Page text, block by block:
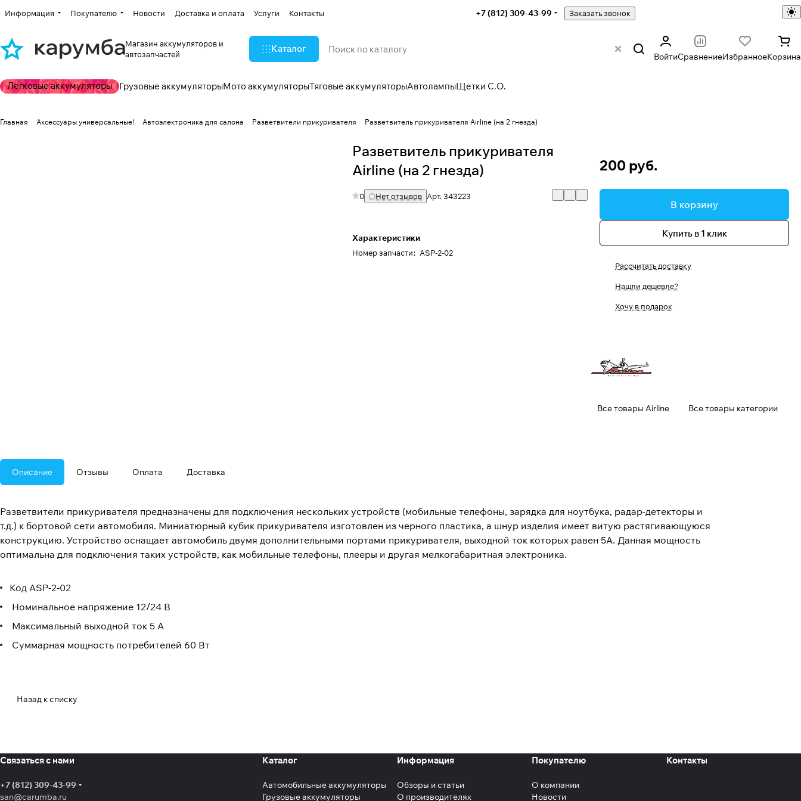
Информация Покупателю Новости Доставка и оплата Услуги Контакты +7 (812) 309-43-99 Заказать звонок
Магазин аккумуляторов и
автозапчастей
Каталог
ВойтиСравнениеИзбранноеКорзина
Легковые аккумуляторы Грузовые аккумуляторыМото аккумуляторыТяговые аккумуляторыАвтолампыЩетки С.О.
Главная Аксессуары универсальные! Автоэлектроника для салона Разветвители прикуривателя Разветвитель прикуривателя Airline (на 2 гнезда)
Разветвитель прикуривателя
Airline (на 2 гнезда)
0 Нет отзывов Арт.343223
Характеристики
Номер запчасти: ASP-2-02
200 руб.
В корзину
Купить в 1 клик
Рассчитать доставку
Нашли дешевле?
Хочу в подарок
Все товары Airline Все товары категории
Описание Отзывы Оплата Доставка
Разветвители прикуривателя предназначены для подключения нескольких устройств (мобильные телефоны, зарядка для ноутбука, радар-детекторы и
т.д.) к бортовой сети автомобиля. Миниатюрный кубик прикуривателя изготовлен из черного пластика, а шнур изделия имеет витую растягивающуюся
конструкцию. Устройство оснащает автомобиль двумя дополнительными портами прикуривателя, выходной ток которых равен 5А. Данная мощность
оптимальна для подключения таких устройств, как мобильные телефоны, плееры и другая мелкогабаритная электроника.
Код ASP-2-02
Номинальное напряжение 12/24 В
Максимальный выходной ток 5 А
Суммарная мощность потребителей 60 Вт
Назад к списку
Связаться с нами
+7 (812) 309-43-99
san@carumba.ru
Каталог
Автомобильные аккумуляторы
Грузовые аккумуляторы
Информация
Обзоры и статьи
О производителях
Покупателю
О компании
Новости
Контакты